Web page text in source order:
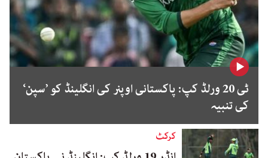
ٹی 20 ورلڈ کپ: پاکستانی اوپنر کی انگلینڈ کو ’سپن‘
کی تنبیہ
کرکٹ